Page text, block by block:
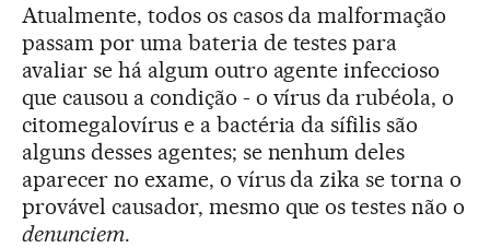
Atualmente, todos os casos da malformação
passam por uma bateria de testes para
avaliar se há algum outro agente infeccioso
que causou a condição - o vírus da rubéola, o
citomegalovírus e a bactéria da sífilis são
alguns desses agentes; se nenhum deles
aparecer no exame, o vírus da zika se torna o
provável causador, mesmo que os testes não o
denunciem.